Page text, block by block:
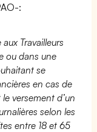
:
Travailleurs
ou dans une
se
en cas de
versement d’un
selon les
entre 18 et 65